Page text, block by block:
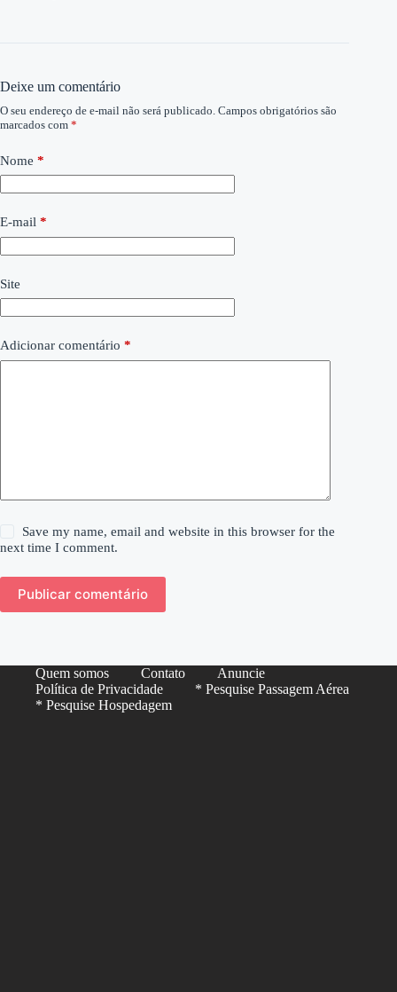
Deixe um comentário
O seu endereço de e-mail não será publicado. Campos obrigatórios são
marcados com *
Nome *
E-mail *
Site
Adicionar comentário *
Save my name, email and website in this browser for the
next time I comment.
Publicar comentário
Quem somos Contato
Anuncie
Política de Privacidade
* Pesquise Passagem Aérea
* Pesquise Hospedagem